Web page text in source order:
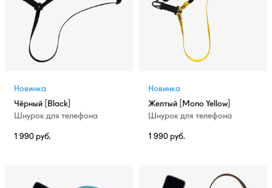
Новинка
Чёрный [Black]
Шнурок для телефона
1 990 руб.
Новинка
Желтый [Mono Yellow]
Шнурок для телефона
1 990 руб.